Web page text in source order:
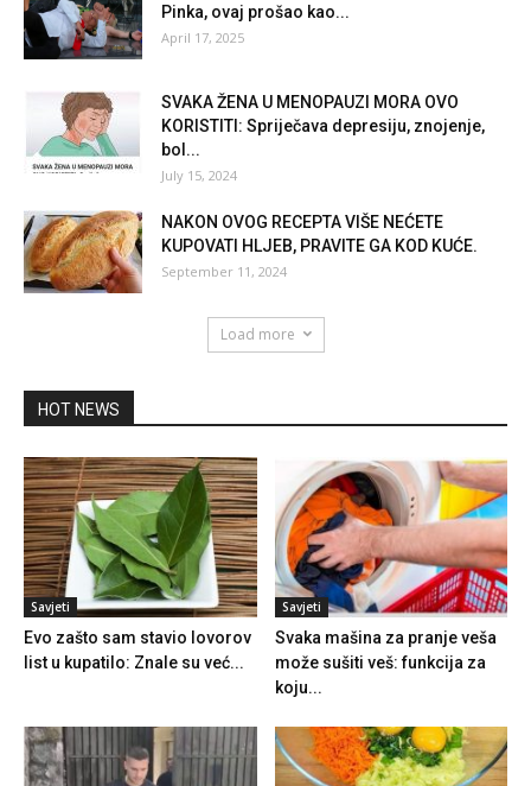
Pinka, ovaj prošao kao...
April 17, 2025
SVAKA ŽENA U MENOPAUZI MORA OVO
KORISTITI: Spriječava depresiju, znojenje,
bol...
July 15, 2024
NAKON OVOG RECEPTA VIŠE NEĆETE
KUPOVATI HLJEB, PRAVITE GA KOD KUĆE.
September 11, 2024
Load more
HOT NEWS
Savjeti
Evo zašto sam stavio lovorov
list u kupatilo: Znale su već...
Savjeti
Svaka mašina za pranje veša
može sušiti veš: funkcija za
koju...